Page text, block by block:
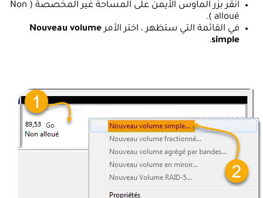
انقر بزر الماوس الأيمن على المساحة غير المخصصة ( Non
alloué ).
في القائمة التي ستظهر ، اختر الأمر Nouveau volume
simple
.